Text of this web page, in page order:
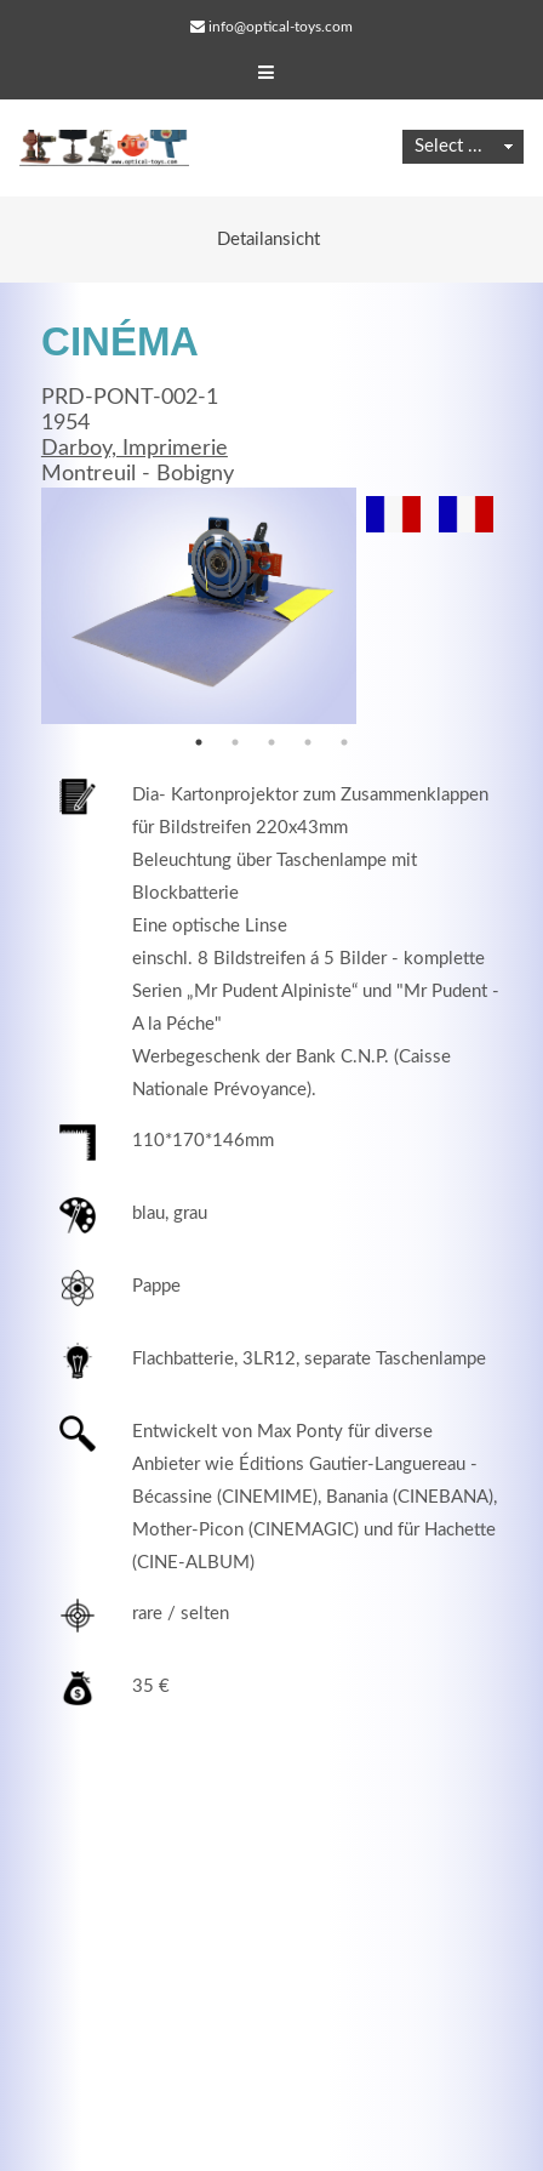
info@optical-toys.com
Detailansicht
CINÉMA
PRD-PONT-002-1
1954
Darboy, Imprimerie
Montreuil - Bobigny
Dia- Kartonprojektor zum Zusammenklappen
für Bildstreifen 220x43mm
Beleuchtung über Taschenlampe mit
Blockbatterie
Eine optische Linse
einschl. 8 Bildstreifen á 5 Bilder - komplette
Serien „Mr Pudent Alpiniste“ und "Mr Pudent -
A la Péche"
Werbegeschenk der Bank C.N.P. (Caisse
Nationale Prévoyance).
110*170*146mm
blau, grau
Pappe
Flachbatterie, 3LR12, separate Taschenlampe
Entwickelt von Max Ponty für diverse
Anbieter wie Éditions Gautier-Languereau -
Bécassine (CINEMIME), Banania (CINEBANA),
Mother-Picon (CINEMAGIC) und für Hachette
(CINE-ALBUM)
rare / selten
35 €
Web Projects
Lorem ipsum dolor sit amet, consectetuer adipiscing
elit. Aenean commodo ligula eget dolor.
MEHR INFOS
Lorem ipsum dolor sit amet, consectetuer adipiscing
elit. Aenean commodo ligula eget dolor.
MEHR INFOS
Modern & Simple
MEHR INFOS